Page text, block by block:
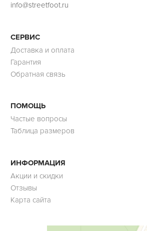
info@streetfoot.ru
СЕРВИС
Доставка и оплата
Гарантия
Обратная связь
ПОМОЩЬ
Частые вопросы
Таблица размеров
ИНФОРМАЦИЯ
Акции и скидки
Отзывы
Карта сайта